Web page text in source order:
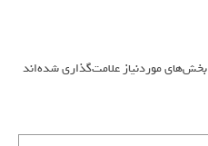
بخش‌های موردنیاز علامت‌گذاری شده‌اند